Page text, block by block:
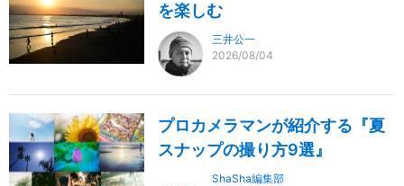
を楽しむ
三井公一
2026/08/04
プロカメラマンが紹介する『夏
スナップの撮り方9選』
ShaSha編集部